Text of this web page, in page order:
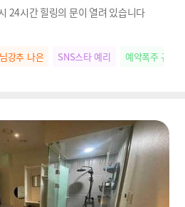
24시간 힐링의 문이 열려 있습니다
강추 나은 SNS스타 예리 예약폭주 규리